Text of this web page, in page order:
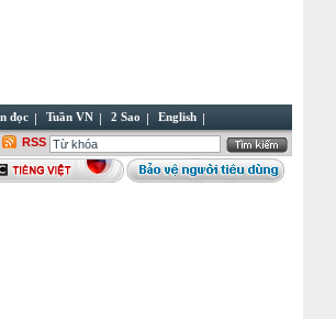
đọc Tuần VN 2 Sao English
RSS